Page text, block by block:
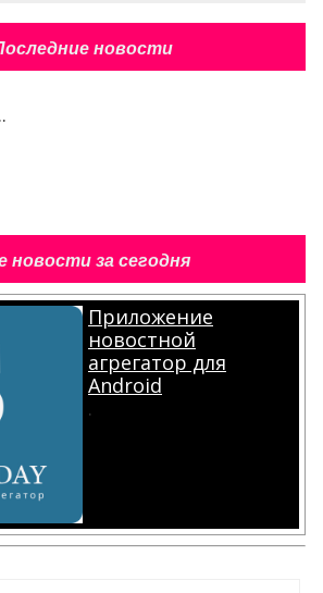
новости
новости за сегодня
Приложение
новостной
агрегатор для
Android
.